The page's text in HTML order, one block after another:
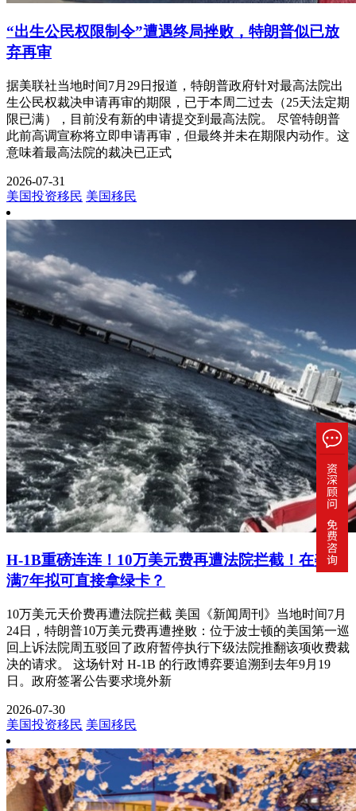
“出生公民权限制令”遭遇终局挫败，特朗普似已放
弃再审
据美联社当地时间7月29日报道，特朗普政府针对最高法院出
生公民权裁决申请再审的期限，已于本周二过去（25天法定期
限已满），目前没有新的申请提交到最高法院。 尽管特朗普
此前高调宣称将立即申请再审，但最终并未在期限内动作。这
意味着最高法院的裁决已正式
2026-07-31
美国投资移民 美国移民
H-1B重磅连连！10万美元费再遭法院拦截！在美住
满7年拟可直接拿绿卡？
10万美元天价费再遭法院拦截 美国《新闻周刊》当地时间7月
24日，特朗普10万美元费再遭挫败：位于波士顿的美国第一巡
回上诉法院周五驳回了政府暂停执行下级法院推翻该项收费裁
决的请求。 这场针对 H-1B 的行政博弈要追溯到去年9月19
日。政府签署公告要求境外新
2026-07-30
美国投资移民 美国移民